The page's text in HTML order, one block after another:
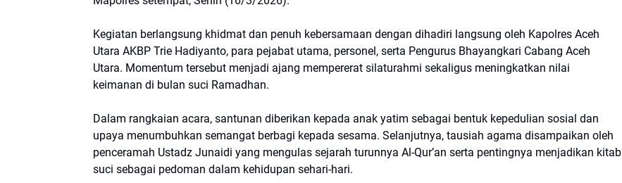
Kegiatan berlangsung khidmat dan penuh kebersamaan dengan dihadiri langsung oleh Kapolres Aceh
Utara AKBP Trie Hadiyanto, para pejabat utama, personel, serta Pengurus Bhayangkari Cabang Aceh
Utara. Momentum tersebut menjadi ajang mempererat silaturahmi sekaligus meningkatkan nilai
keimanan di bulan suci Ramadhan.
Dalam rangkaian acara, santunan diberikan kepada anak yatim sebagai bentuk kepedulian sosial dan
upaya menumbuhkan semangat berbagi kepada sesama. Selanjutnya, tausiah agama disampaikan oleh
penceramah Ustadz Junaidi yang mengulas sejarah turunnya Al-Qur’an serta pentingnya menjadikan kitab
suci sebagai pedoman dalam kehidupan sehari-hari.